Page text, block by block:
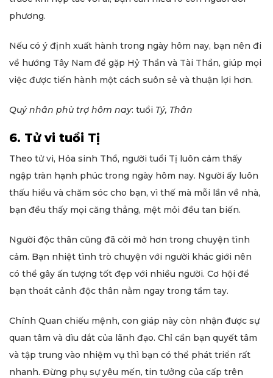
phương.
Nếu có ý định xuất hành trong ngày hôm nay, bạn nên đi
về hướng Tây Nam để gặp Hỷ Thần và Tài Thần, giúp mọi
việc được tiến hành một cách suôn sẻ và thuận lợi hơn.
Quý nhân phù trợ hôm nay: tuổi Tý, Thân
6. Tử vi tuổi Tị
Theo tử vi, Hỏa sinh Thổ, người tuổi Tị luôn cảm thấy
ngập tràn hạnh phúc trong ngày hôm nay. Người ấy luôn
thấu hiểu và chăm sóc cho bạn, vì thế mà mỗi lần về nhà,
bạn đều thấy mọi căng thẳng, mệt mỏi đều tan biến.
Người độc thân cũng đã cởi mở hơn trong chuyện tình
cảm. Bạn nhiệt tình trò chuyện với người khác giới nên
có thể gây ấn tượng tốt đẹp với nhiều người. Cơ hội để
bạn thoát cảnh độc thân nằm ngay trong tầm tay.
Chính Quan chiếu mệnh, con giáp này còn nhận được sự
quan tâm và dìu dắt của lãnh đạo. Chỉ cần bạn quyết tâm
và tập trung vào nhiệm vụ thì bạn có thể phát triển rất
nhanh. Đừng phụ sự yêu mến, tin tưởng của cấp trên